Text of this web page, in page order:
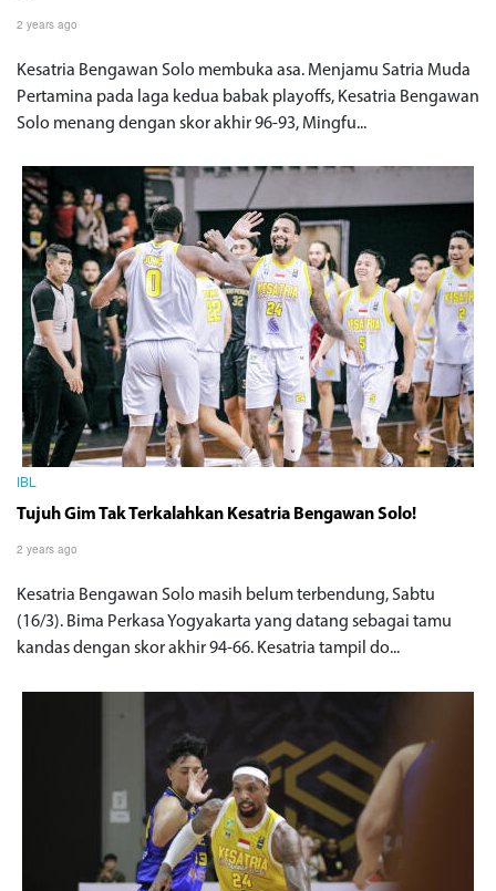
2 years ago
Kesatria Bengawan Solo membuka asa. Menjamu Satria Muda
Pertamina pada laga kedua babak playoffs, Kesatria Bengawan
Solo menang dengan skor akhir 96-93, Mingfu...
IBL
Tujuh Gim Tak Terkalahkan Kesatria Bengawan Solo!
2 years ago
Kesatria Bengawan Solo masih belum terbendung, Sabtu
(16/3). Bima Perkasa Yogyakarta yang datang sebagai tamu
kandas dengan skor akhir 94-66. Kesatria tampil do...